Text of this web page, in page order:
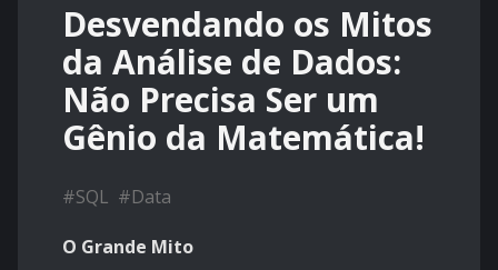
Desvendando os Mitos
da Análise de Dados:
Não Precisa Ser um
Gênio da Matemática!
#SQL #Data
O Grande Mito